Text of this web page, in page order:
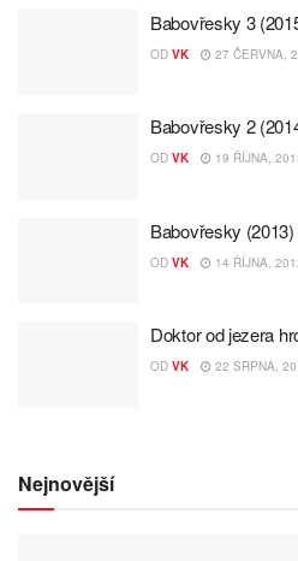
Babovřesky 3
OD VK 27 ČERVNA,
Babovřesky 2
OD VK 19 ŘÍJNA,
Babovřesky (2013)
OD VK 14 ŘÍJNA,
Doktor od jezera
OD VK 22 SRPNA,
Nejnovější